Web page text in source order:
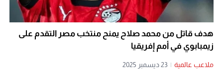
هدف قاتل من محمد صلاح يمنح منتخب مصر التقدم على
زيمبابوي في أمم إفريقيا
ملاعب عالمية | 23 ديسمبر 2025